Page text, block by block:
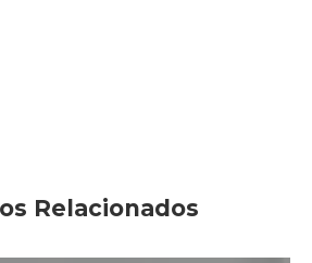
Relacionados